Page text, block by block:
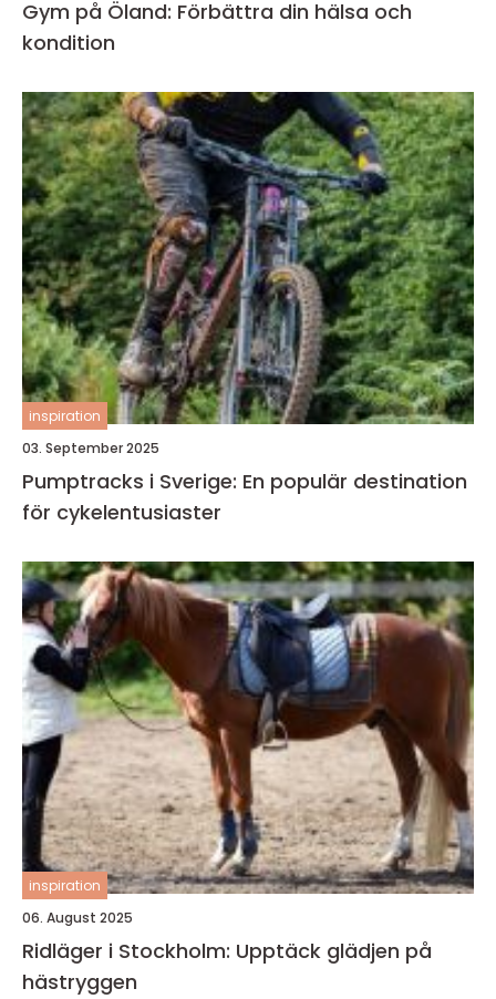
Gym på Öland: Förbättra din hälsa och
kondition
inspiration
03. September 2025
Pumptracks i Sverige: En populär destination
för cykelentusiaster
inspiration
06. August 2025
Ridläger i Stockholm: Upptäck glädjen på
hästryggen